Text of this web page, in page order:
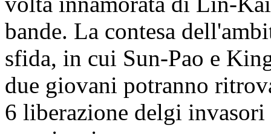
bande. La contesa
sfida, in cui Sun-Pao e
due giovani potranno
6 liberazione delgi